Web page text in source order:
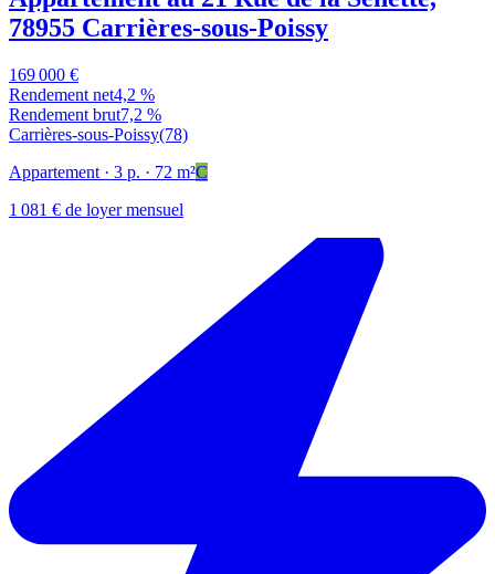
78955 Carrières-sous-Poissy
169 000 €
Rendement net4,2 %
Rendement brut7,2 %
Carrières-sous-Poissy(78)
Appartement · 3 p. · 72 m²C
1 081 € de loyer mensuel